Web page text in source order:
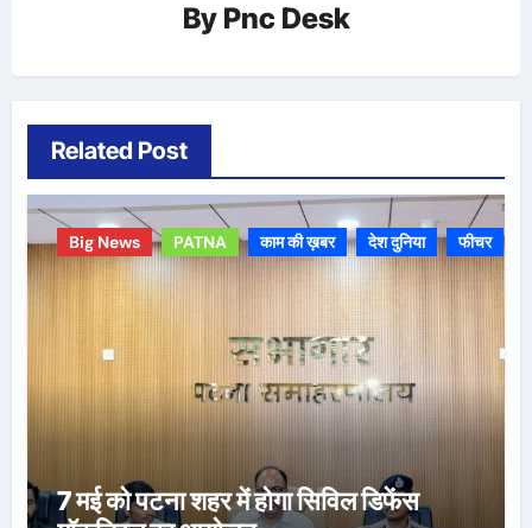
By Pnc Desk
Related Post
Big News PATNA काम की ख़बर देश दुनिया फीचर
7 मई को पटना शहर में होगा सिविल डिफेंस